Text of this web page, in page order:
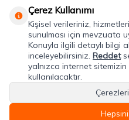
Uygulamalarımız
Adres & İletişim
Çerez Kullanımı
Kişisel verileriniz,
sunulması için mevzuata
Konuyla ilgili detaylı bilgi
inceleyebilirsiniz. Reddet
yalnızca internet sitemizin
kullanılacaktır.